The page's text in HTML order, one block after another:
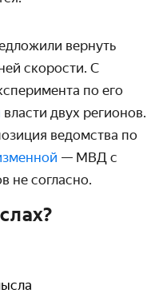
вернуть
скорости. С
по его
власти двух регионов.
ведомства по
— МВД с
не согласно.